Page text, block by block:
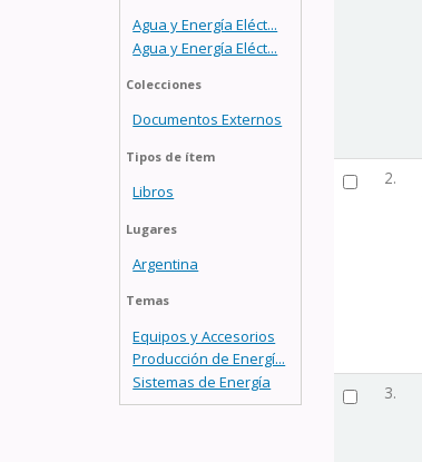
Agua y Energía Eléct...
Agua y Energía Eléct...
Colecciones
Documentos Externos
Tipos de ítem
Libros
Lugares
Argentina
Temas
Equipos y Accesorios
Producción de Energí...
Sistemas de Energía
2.
3.